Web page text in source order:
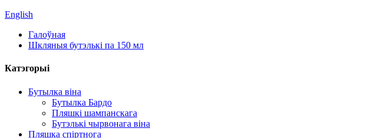
English
Галоўная
Шкляныя бутэлькі па 150 мл
Катэгорыі
Бутылка віна
Бутылка Бардо
Пляшкі шампанскага
Бутэлькі чырвонага віна
Пляшка спіртнога